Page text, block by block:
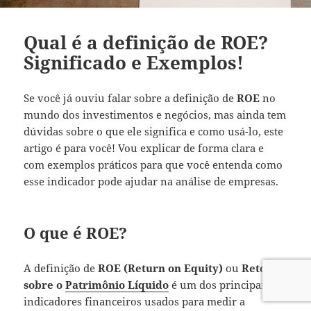
Qual é a definição de ROE?
Significado e Exemplos!
Se você já ouviu falar sobre a definição deROE no
mundo dos investimentos e negócios, mas ainda tem
dúvidas sobre o que ele significa e como usá-lo, este
artigo é para você! Vou explicar de forma clara e
com exemplos práticos para que você entenda como
esse indicador pode ajudar na análise de empresas.
O que é ROE?
A definição deROE (Return on Equity) ouRetorno
sobre oPatrimônio Líquido é um dos principais
indicadores financeiros usados para medir a